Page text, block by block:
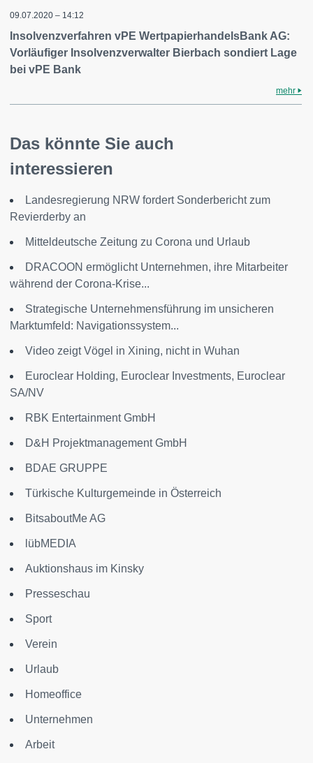
09.07.2020 – 14:12
Insolvenzverfahren vPE WertpapierhandelsBank AG:
Vorläufiger Insolvenzverwalter Bierbach sondiert Lage
bei vPE Bank
mehr
Das könnte Sie auch
interessieren
Landesregierung NRW fordert Sonderbericht zum
Revierderby an
Mitteldeutsche Zeitung zu Corona und Urlaub
DRACOON ermöglicht Unternehmen, ihre Mitarbeiter
während der Corona-Krise...
Strategische Unternehmensführung im unsicheren
Marktumfeld: Navigationssystem...
Video zeigt Vögel in Xining, nicht in Wuhan
Euroclear Holding, Euroclear Investments, Euroclear
SA/NV
RBK Entertainment GmbH
D&H Projektmanagement GmbH
BDAE GRUPPE
Türkische Kulturgemeinde in Österreich
BitsaboutMe AG
lübMEDIA
Auktionshaus im Kinsky
Presseschau
Sport
Verein
Urlaub
Homeoffice
Unternehmen
Arbeit